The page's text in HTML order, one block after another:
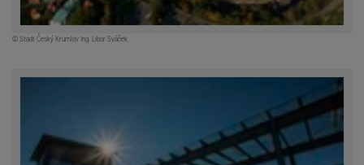
© Stadt Český Krumlov Ing. Libor Sváček